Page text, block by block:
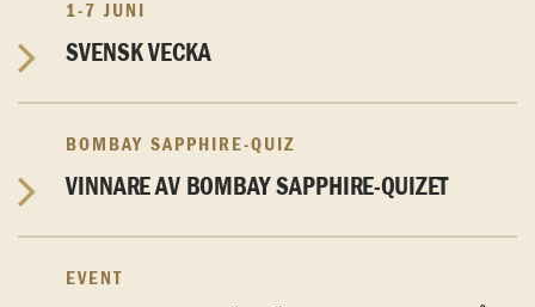
1-7 JUNI
SVENSK VECKA
BOMBAY SAPPHIRE-QUIZ
VINNARE AV BOMBAY SAPPHIRE-QUIZET
EVENT